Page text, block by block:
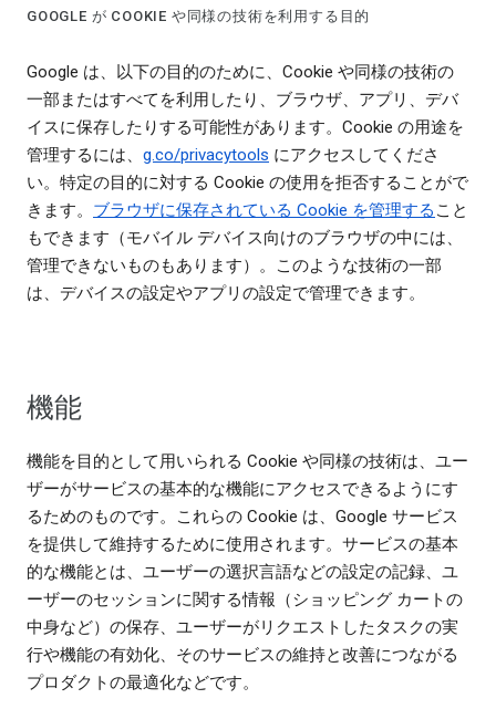
GOOGLE が COOKIE や同様の技術を利用する目的
Google は、以下の目的のために、Cookie や同様の技術の
一部またはすべてを利用したり、ブラウザ、アプリ、デバ
イスに保存したりする可能性があります。Cookie の用途を
管理するには、 g.co/privacytools にアクセスしてくださ
い。特定の目的に対する Cookie の使用を拒否することがで
きます。 ブラウザに保存されている Cookie を管理する こと
もできます（モバイル デバイス向けのブラウザの中には、
管理できないものもあります）。このような技術の一部
は、デバイスの設定やアプリの設定で管理できます。
機能
機能を目的として用いられる Cookie や同様の技術は、ユー
ザーがサービスの基本的な機能にアクセスできるようにす
るためのものです。これらの Cookie は、Google サービス
を提供して維持するために使用されます。サービスの基本
的な機能とは、ユーザーの選択言語などの設定の記録、ユ
ーザーのセッションに関する情報（ショッピング カートの
中身など）の保存、ユーザーがリクエストしたタスクの実
行や機能の有効化、そのサービスの維持と改善につながる
プロダクトの最適化などです。